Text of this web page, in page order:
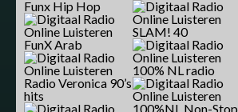
Funx Hip Hop
FunX Arab
Radio Veronica 90’s
hits
SLAM! 40
100% NL radio
100%NL Non-Stop